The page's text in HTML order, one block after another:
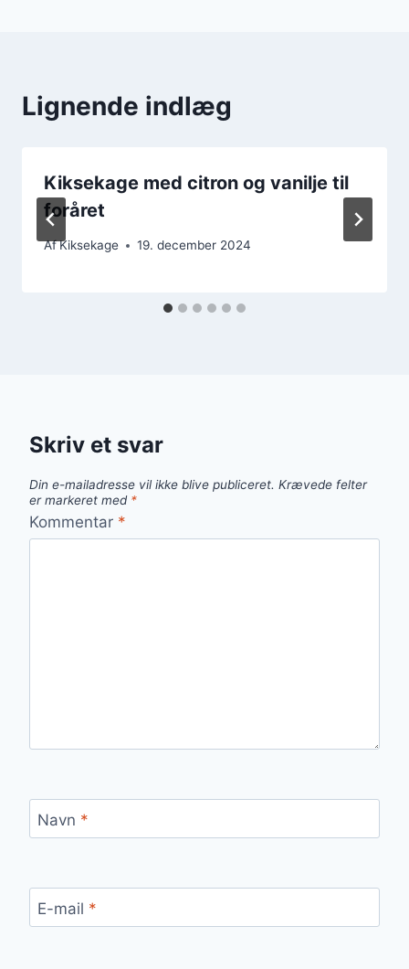
Lignende indlæg
Kiksekage med citron og vanilje til
foråret
AfKiksekage 19. december 2024
Skriv et svar
Din e-mailadresse vil ikke blive publiceret. Krævede felter
er markeret med *
Kommentar *
Navn *
E-mail *